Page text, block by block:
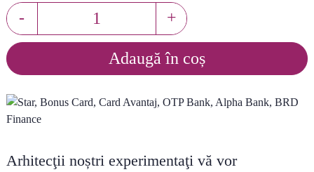
+
-
Adaugă în coș
Arhitecţii noștri experimentaţi vă vor